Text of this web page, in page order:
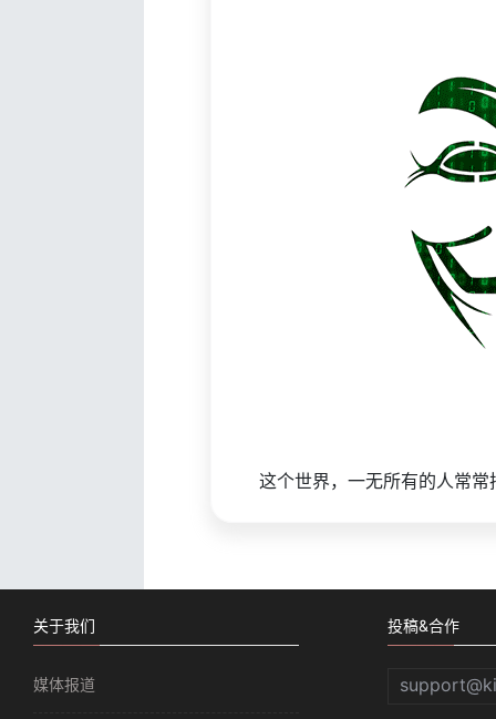
这个世界，一无所有的人常
关于我们
媒体报道
投稿&合作